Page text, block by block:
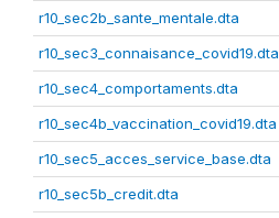
r10_sec2b_sante_mentale.dta
r10_sec3_connaisance_covid19.dta
r10_sec4_comportaments.dta
r10_sec4b_vaccination_covid19.dta
r10_sec5_acces_service_base.dta
r10_sec5b_credit.dta